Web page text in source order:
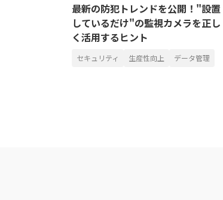
最新の防犯トレンドを公開！"設置
しているだけ"の監視カメラを正し
く活用するヒント
セキュリティ 生産性向上 データ管理